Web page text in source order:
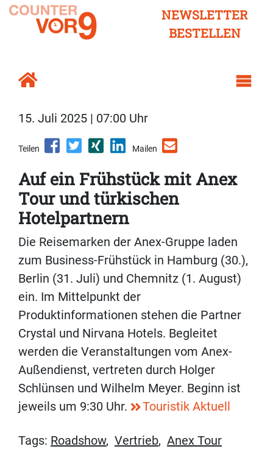
NEWSLETTER
BESTELLEN
15. Juli 2025 | 07:00 Uhr
Teilen Mailen
Auf ein Frühstück mit Anex
Tour und türkischen
Hotelpartnern
Die Reisemarken der Anex-Gruppe laden
zum Business-Frühstück in Hamburg (30.),
Berlin (31. Juli) und Chemnitz (1. August)
ein. Im Mittelpunkt der
Produktinformationen stehen die Partner
Crystal und Nirvana Hotels. Begleitet
werden die Veranstaltungen vom Anex-
Außendienst, vertreten durch Holger
Schlünsen und Wilhelm Meyer. Beginn ist
jeweils um 9:30 Uhr.
Touristik Aktuell
Tags: Roadshow, Vertrieb, Anex Tour